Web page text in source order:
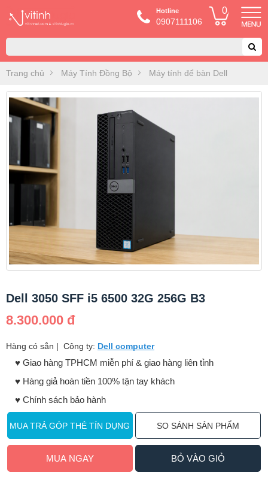
Hotline
0907111106
0
Trang chủ Máy Tính Đồng Bộ Máy tính để bàn Dell
Dell 3050 SFF i5 6500 32G 256G B3
8.300.000 đ
Hàng có sẳn | Công ty: Dell computer
♥️ Giao hàng TPHCM miễn phí & giao hàng liên tỉnh
♥️ Hàng giả hoàn tiền 100% tận tay khách
♥️ Chính sách bảo hành
MUA TRẢ GÓP THẺ TÍN DỤNG SO SÁNH SẢN PHẨM
MUA NGAY BỎ VÀO GIỎ